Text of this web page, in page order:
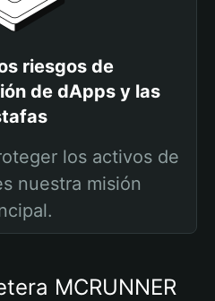
riesgos de
de dApps y las
los activos de
nuestra misión
MCRUNNER